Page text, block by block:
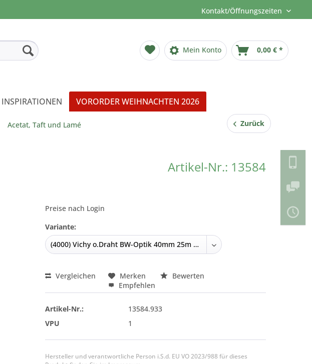
Kontakt/Öffnungszeiten
Mein Konto 0,00 € *
INSPIRATIONEN VORORDER WEIHNACHTEN 2026
Acetat, Taft und Lamé Zurück
Artikel-Nr.: 13584
Preise nach Login
Variante:
Vergleichen Merken
Bewerten
Empfehlen
Artikel-Nr.:
13584.933
VPU
1
Hersteller und verantwortliche Person i.S.d. EU VO 2023/988 für dieses